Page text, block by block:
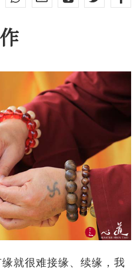
就很难接缘、续缘，我